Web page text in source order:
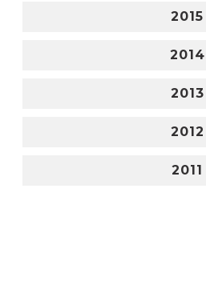
2015
2014
2013
2012
2011